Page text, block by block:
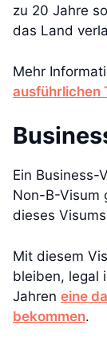
zu 20 Jahre
das Land
Mehr
ausführlichen
Ein Business-
Non-B-Visum
dieses
Mit diesem
bleiben, legal
Jahren eine
bekommen.